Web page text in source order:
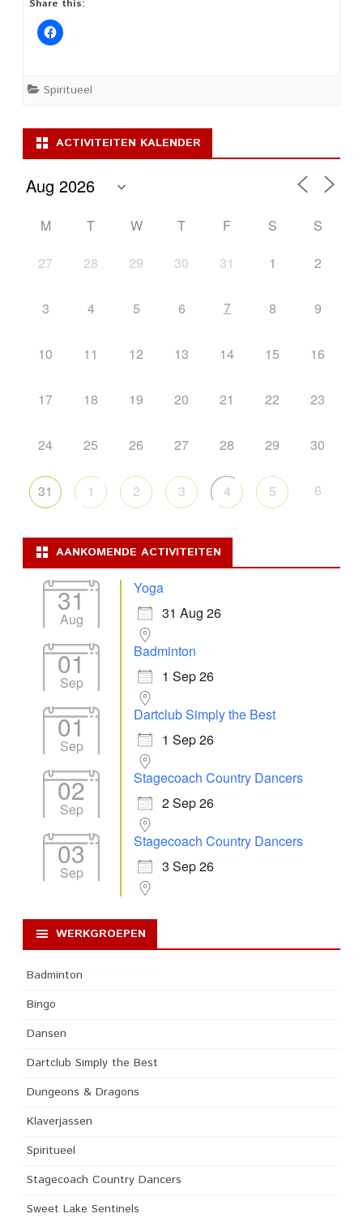
Share this:
Spiritueel
ACTIVITEITEN KALENDER
M T W T F S
S
27
28 29 30 31 1 2
3 4 5 6 7 8 9
10 11 12 13 14 15 16
17 18 19 20 21 22 23
24 25 26 27 28 29 30
31 1 2 3 4 5 6
AANKOMENDE ACTIVITEITEN
31
Aug
Yoga
31 Aug 26
01
Sep
Badminton
1 Sep 26
01
Sep
Dartclub Simply the Best
1 Sep 26
02
Sep
Stagecoach Country Dancers
2 Sep 26
03
Sep
Stagecoach Country Dancers
3 Sep 26
WERKGROEPEN
Badminton
Bingo
Dansen
Dartclub Simply the Best
Dungeons & Dragons
Klaverjassen
Spiritueel
Stagecoach Country Dancers
Sweet Lake Sentinels